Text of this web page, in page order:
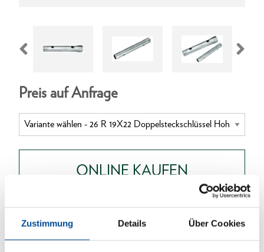
Zustimmung Details Über Cookies
Preis auf Anfrage
ONLINE KAUFEN
HÄNDLER FINDEN